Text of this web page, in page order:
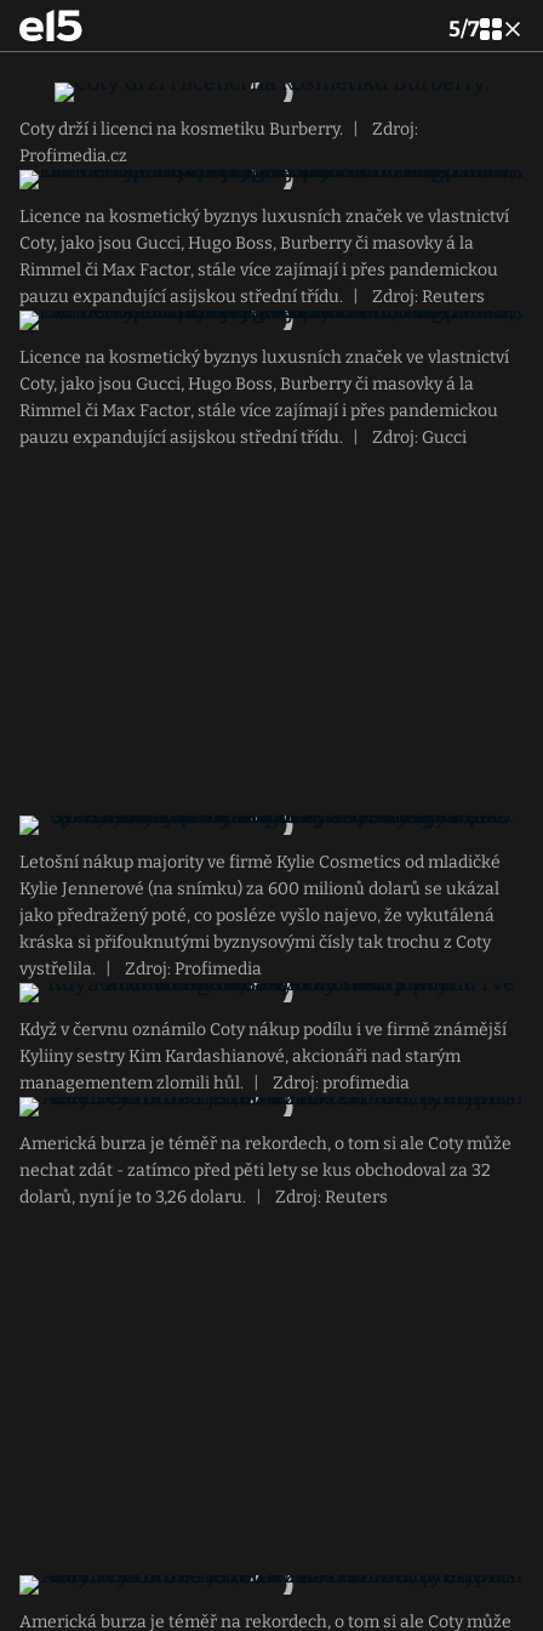
5/7
Coty drží i licenci na kosmetiku Burberry.
Zdroj:
Profimedia.cz
Licence na kosmetický byznys luxusních značek ve vlastnictví
Coty, jako jsou Gucci, Hugo Boss, Burberry či masovky á la
Rimmel či Max Factor, stále více zajímají i přes pandemickou
pauzu expandující asijskou střední třídu.
Zdroj: Reuters
Licence na kosmetický byznys luxusních značek ve vlastnictví
Coty, jako jsou Gucci, Hugo Boss, Burberry či masovky á la
Rimmel či Max Factor, stále více zajímají i přes pandemickou
pauzu expandující asijskou střední třídu.
Zdroj: Gucci
Letošní nákup majority ve firmě Kylie Cosmetics od mladičké
Kylie Jennerové (na snímku) za 600 milionů dolarů se ukázal
jako předražený poté, co posléze vyšlo najevo, že vykutálená
kráska si přifouknutými byznysovými čísly tak trochu z Coty
vystřelila.
Zdroj: Profimedia
Když v červnu oznámilo Coty nákup podílu i ve firmě známější
Kyliiny sestry Kim Kardashianové, akcionáři nad starým
managementem zlomili hůl.
Zdroj: profimedia
Americká burza je téměř na rekordech, o tom si ale Coty může
nechat zdát - zatímco před pěti lety se kus obchodoval za 32
dolarů, nyní je to 3,26 dolaru.
Zdroj: Reuters
Americká burza je téměř na rekordech, o tom si ale Coty může